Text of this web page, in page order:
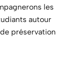
les
autour
préservation